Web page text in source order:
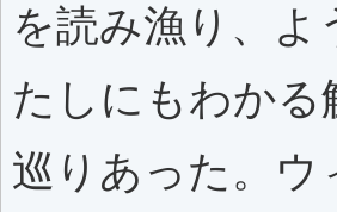
を読み漁り、よ
たしにもわかる
巡りあった。ウ